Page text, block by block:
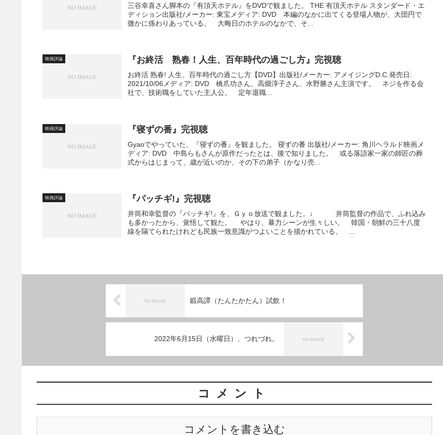
三谷幸喜さん脚本の『有頂天ホテル』をDVDで観ました。 THE 有頂天ホテル スタンダード・エ
ディション出版社/メーカー: 東宝メディア: DVD 本編のなかに出てくる登場人物が、大団円で
微かに係わりあっている。 大晦日のホテルのなかで、そ...
映画評論 『お終活 熟春！人生、百年時代の過ごし方』完視聴
お終活 熟春! 人生、百年時代の過ごし方【DVD】出版社/メーカー: アメイジングD.C.発売日:
2021/10/06メディア: DVD 橋爪功さん、高畑淳子さん、水野勝さん主演です。 ネジを作る会
社で、技術職をしていた主人公。 定年退職...
映画評論 『寝ずの番』完視聴
Gyaoでやっていた、『寝ずの番』を観ました。 寝ずの番 出版社/メーカー: 角川ヘラルド映画メ
ディア: DVD 中島らもさんが原作だったとは、後で知りました。 或る落語家一家の師匠の葬
式からはじまって、歳が近いのか、その下の弟子（かなり売...
映画評論 『パッチギ!』完視聴
井筒和幸監督の『パッチギ!』を、Ｇｙｏ放送で観ました。↓ 井筒監督の作品で、ふれ込み
も多かったから、覚悟して観た。 やはり、暴力シーンが生々しい。 韓国・朝鮮の三十八度
線を隔てられたけれども民族一致意識がつよいことを描かれている。 ...
鍛高譚（たんたかたん）試飲！
2022年6月15日（水曜日）、つれづれ。
コメント
コメントを書き込む